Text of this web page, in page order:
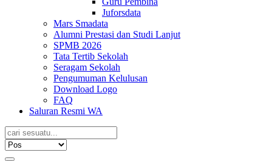
Juforsdata
Mars Smadata
Alumni Prestasi dan Studi Lanjut
SPMB 2026
Tata Tertib Sekolah
Seragam Sekolah
Pengumuman Kelulusan
Download Logo
FAQ
Saluran Resmi WA